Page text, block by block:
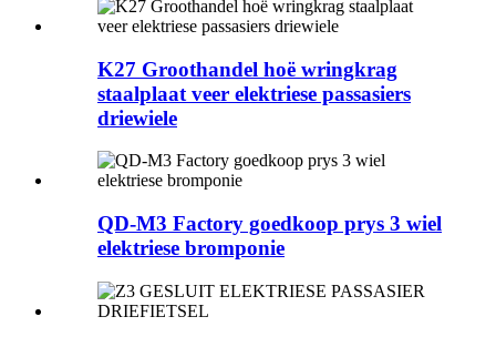
K27 Groothandel hoë wringkrag
staalplaat veer elektriese passasiers
driewiele
QD-M3 Factory goedkoop prys 3 wiel
elektriese bromponie